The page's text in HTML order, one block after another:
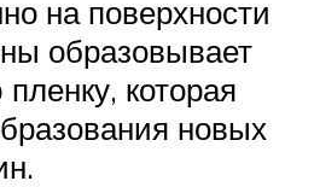
на поверхности
образовывает
которая
новых